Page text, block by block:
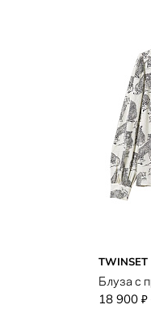
TWINSET
Блуза с
18 900 ₽